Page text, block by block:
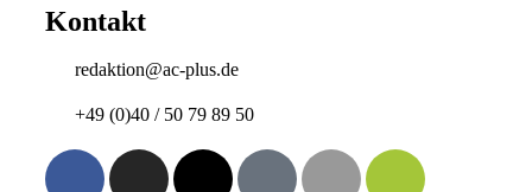
Kontakt
redaktion@ac-plus.de
+49 (0)40 / 50 79 89 50